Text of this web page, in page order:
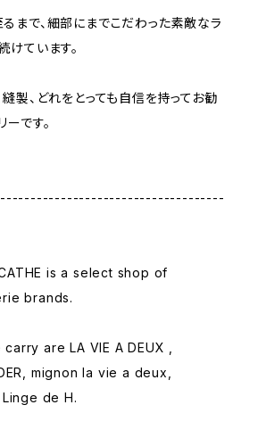
まで、細部にまでこだわった素敵なラ
けています。
縫製、どれをとっても自信を持ってお勧
ーです。
is a select shop of
brands.
are LA VIE A DEUX ,
mignon la vie a deux,
de H.